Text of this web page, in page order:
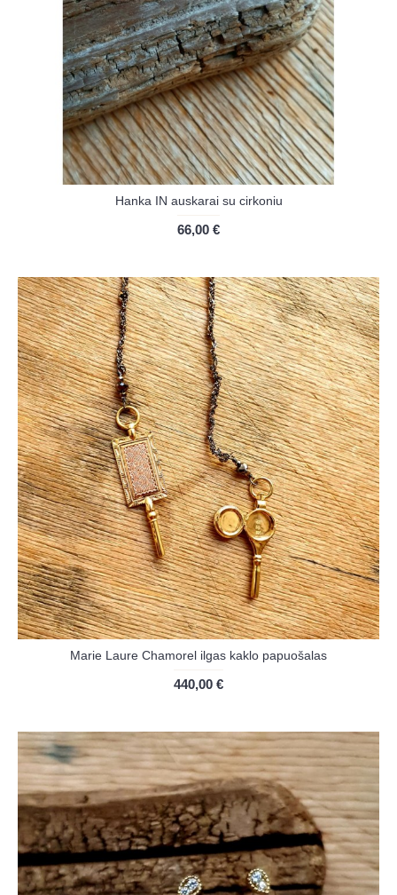
Hanka IN auskarai su cirkoniu
66,00 €
Marie Laure Chamorel ilgas kaklo papuošalas
440,00 €